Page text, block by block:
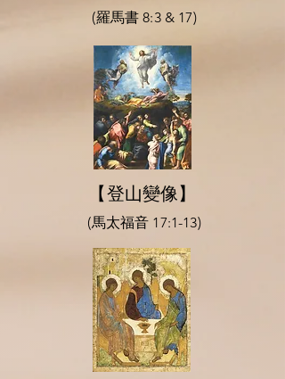
(羅馬書 8:3 & 17)
【登山變像】
(馬太福音 17:1-13)